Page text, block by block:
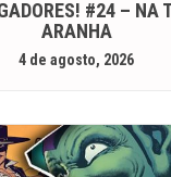
#24 – NA
ARANHA
4 de agosto, 2026